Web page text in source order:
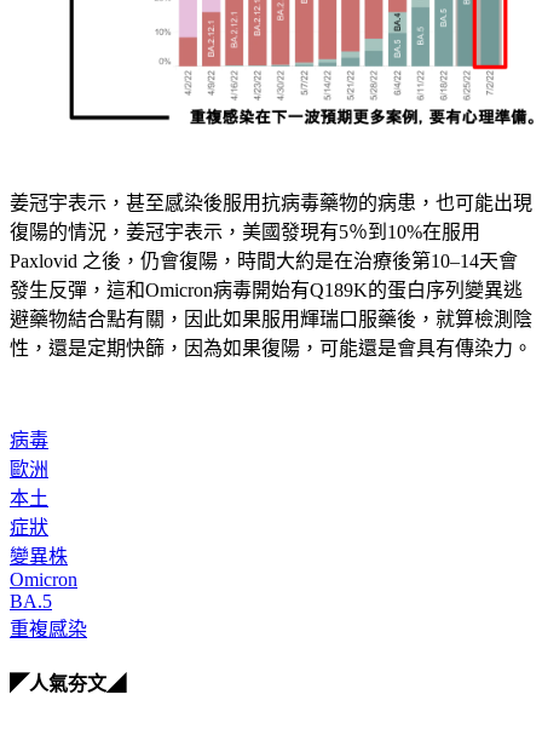
姜冠宇表示，甚至感染後服用抗病毒藥物的病患，也可能出現
復陽的情況，姜冠宇表示，美國發現有5％到10%在服用
Paxlovid 之後，仍會復陽，時間大約是在治療後第10–14天會
發生反彈，這和Omicron病毒開始有Q189K的蛋白序列變異逃
避藥物結合點有關，因此如果服用輝瑞口服藥後，就算檢測陰
病毒
歐洲
本土
症狀
變異株
Omicron
BA.5